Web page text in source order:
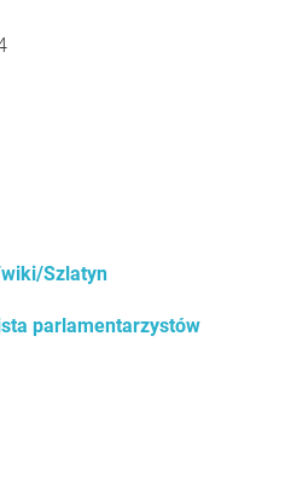
Szlatyn
parlamentarzystów